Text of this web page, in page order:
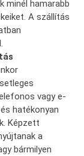
minél hamarabb
A szállítás
vagy e-
hatékonyan
Képzett
a
bármilyen